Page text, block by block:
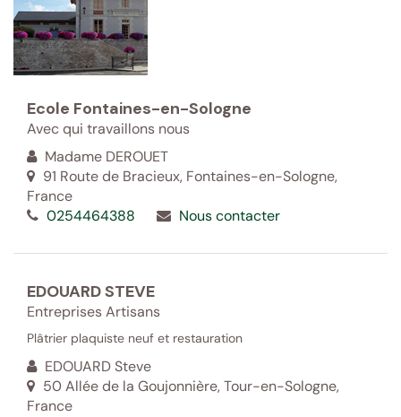
Ecole Fontaines-en-Sologne
Avec qui travaillons nous
Madame DEROUET
91 Route de Bracieux, Fontaines-en-Sologne,
France
0254464388
Nous contacter
EDOUARD STEVE
Entreprises Artisans
Plâtrier plaquiste neuf et restauration
EDOUARD Steve
50 Allée de la Goujonnière, Tour-en-Sologne,
France